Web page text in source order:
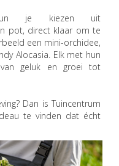
je kiezen uit
pot, direct klaar om te
een mini-orchidee,
Alocasia. Elk met hun
geluk en groei tot
Dan is Tuincentrum
te vinden dat écht